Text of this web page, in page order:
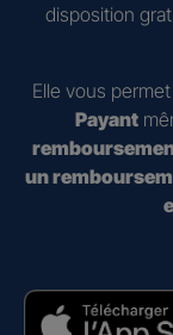
disposition
Elle vous
Payant
un